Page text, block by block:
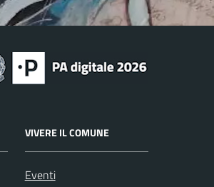
VIVERE IL COMUNE
Eventi